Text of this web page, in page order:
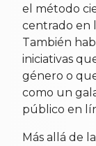
el método
centrado en
También
iniciativas
género o
como un
público en
Más allá de